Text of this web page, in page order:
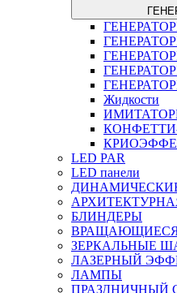
Жидкости
LED PAR
LED панели
БЛИНДЕРЫ
ЗЕРКАЛЬНЫЕ
ЛАЗЕРНЫЙ
ЛАМПЫ
ПРАЗДНИЧНЫЙ